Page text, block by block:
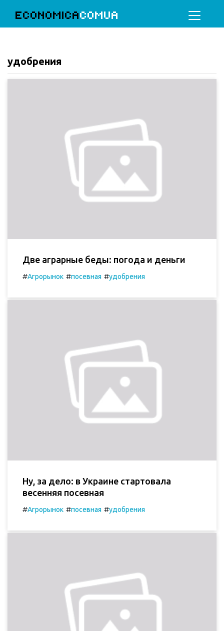
ECONOMICACOMUA
удобрения
Две аграрные беды: погода и деньги
#Агрорынок #посевная #удобрения
Ну, за дело: в Украине стартовала
весенняя посевная
#Агрорынок #посевная #удобрения